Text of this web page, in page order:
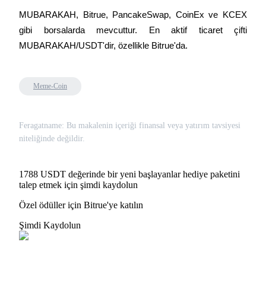
MUBARAKAH, Bitrue, PancakeSwap, CoinEx ve KCEX
gibi borsalarda mevcuttur. En aktif ticaret çifti
MUBARAKAH/USDT'dir, özellikle Bitrue'da.
Meme-Coin
Feragatname: Bu makalenin içeriği finansal veya yatırım tavsiyesi
niteliğinde değildir.
1788 USDT değerinde bir yeni başlayanlar hediye paketini
talep etmek için şimdi kaydolun
Özel ödüller için Bitrue'ye katılın
Şimdi Kaydolun